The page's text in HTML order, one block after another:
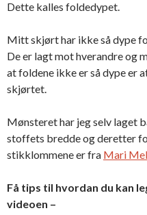
Dette kalles foldedypet.
Mitt skjørt har ikke så dype
De er lagt mot hverandre og
at foldene ikke er så dype er
skjørtet.
Mønsteret har jeg selv laget
stoffets bredde og deretter
stikklommene er fra Mari
Få tips til hvordan du kan
videoen –